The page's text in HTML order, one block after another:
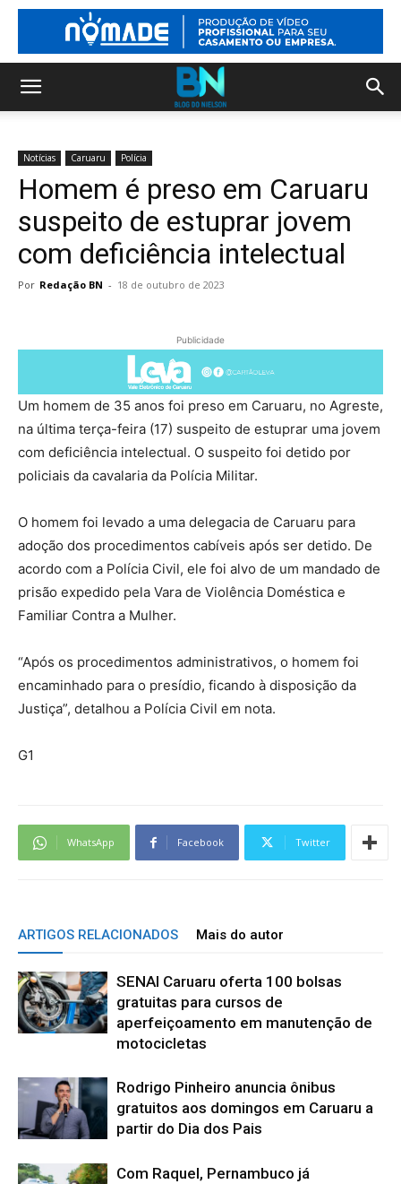
Notícias Caruaru Polícia
Homem é preso em Caruaru
suspeito de estuprar jovem
com deficiência intelectual
Por Redação BN - 18 de outubro de 2023
Publicidade
Um homem de 35 anos foi preso em Caruaru, no Agreste,
na última terça-feira (17) suspeito de estuprar uma jovem
com deficiência intelectual. O suspeito foi detido por
policiais da cavalaria da Polícia Militar.
O homem foi levado a uma delegacia de Caruaru para
adoção dos procedimentos cabíveis após ser detido. De
acordo com a Polícia Civil, ele foi alvo de um mandado de
prisão expedido pela Vara de Violência Doméstica e
Familiar Contra a Mulher.
“Após os procedimentos administrativos, o homem foi
encaminhado para o presídio, ficando à disposição da
Justiça”, detalhou a Polícia Civil em nota.
G1
WhatsApp Facebook Twitter
ARTIGOS RELACIONADOS Mais do autor
SENAI Caruaru oferta 100 bolsas
gratuitas para cursos de
aperfeiçoamento em manutenção de
motocicletas
Rodrigo Pinheiro anuncia ônibus
gratuitos aos domingos em Caruaru a
partir do Dia dos Pais
Com Raquel, Pernambuco já